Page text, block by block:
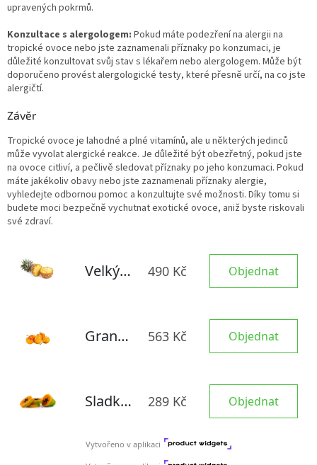
upravených pokrmů.
Konzultace s alergologem: Pokud máte podezření na alergii na
tropické ovoce nebo jste zaznamenali příznaky po konzumaci, je
důležité konzultovat svůj stav s lékařem nebo alergologem. Může být
doporučeno provést alergologické testy, které přesně určí, na co jste
alergičtí.
Závěr
Tropické ovoce je lahodné a plné vitamínů, ale u některých jedinců
může vyvolat alergické reakce. Je důležité být obezřetný, pokud jste
na ovoce citliví, a pečlivě sledovat příznaky po jeho konzumaci. Pokud
máte jakékoliv obavy nebo jste zaznamenali příznaky alergie,
vyhledejte odbornou pomoc a konzultujte své možnosti. Díky tomu si
budete moci bezpečně vychutnat exotické ovoce, aniž byste riskovali
své zdraví.